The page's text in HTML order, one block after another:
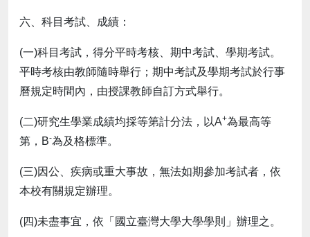
六、科目考試、成績：
(一)科目考試，得分平時考核、期中考試、學期考試。
平時考核由教師隨時舉行；期中考試及學期考試於行事
曆規定時間內，由授課教師自訂方式舉行。
(二)研究生學業成績均採等第計分法，以A+為最高等
第，B-為及格標準。
(三)因公、疾病或重大事故，無法如期參加考試者，依
本校有關規定辦理。
(四)未盡事宜，依「國立臺灣大學大學學則」辦理之。